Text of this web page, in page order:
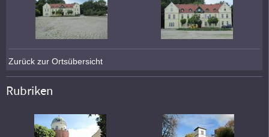
Zurück zur Ortsübersicht
Rubriken